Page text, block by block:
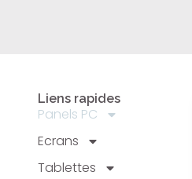
Liens rapides
Panels PC
Ecrans
Tablettes